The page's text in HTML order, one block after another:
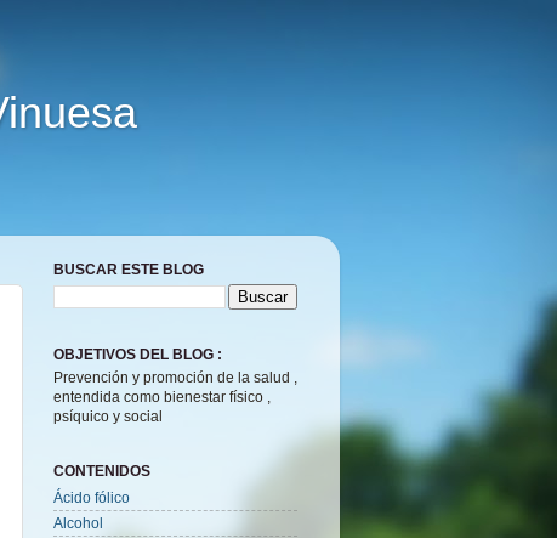
BUSCAR ESTE BLOG
OBJETIVOS DEL BLOG :
Prevención y promoción de la salud ,
entendida como bienestar físico ,
psíquico y social
CONTENIDOS
Ácido fólico
Alcohol